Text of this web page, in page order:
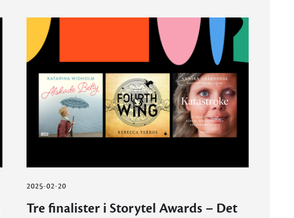
2025-02-20
Tre finalister i Storytel Awards – Det